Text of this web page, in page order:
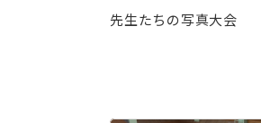
先生たちの写真大会